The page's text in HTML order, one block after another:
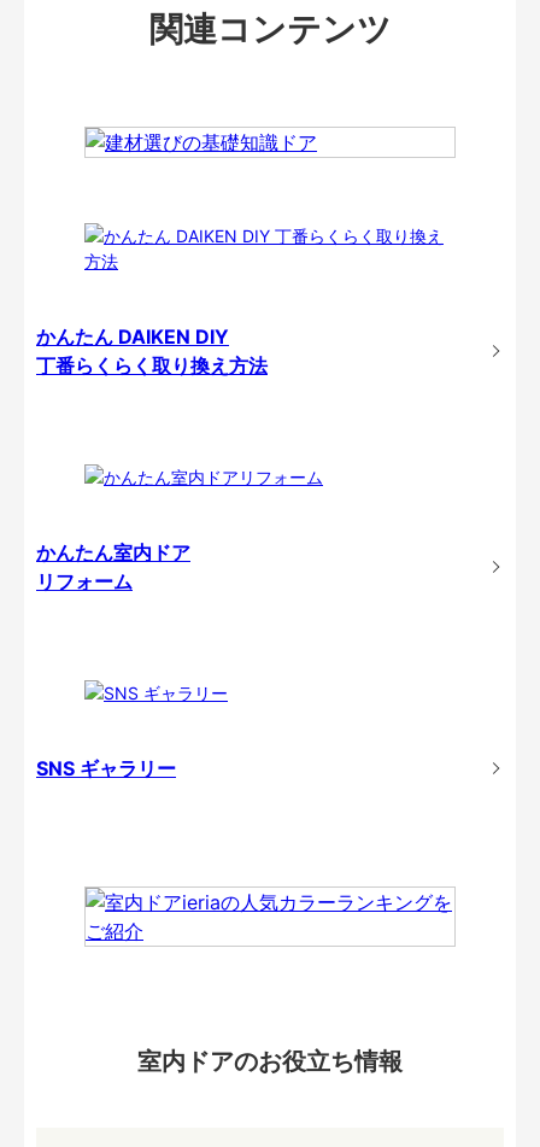
関連コンテンツ
かんたん DAIKEN DIY
丁番らくらく取り換え方法
かんたん室内ドア
リフォーム
SNS ギャラリー
室内ドアのお役立ち情報